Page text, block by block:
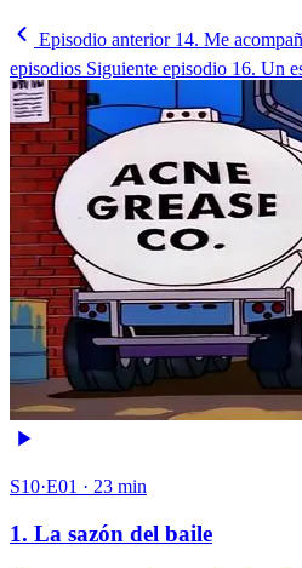
Episodio anterior 14. Me
episodios Siguiente episodio 16. Un
S10·E01 · 23 min
1. La sazón del baile